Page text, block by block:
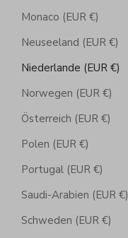
Monaco (EUR €)
Neuseeland (EUR €)
Niederlande (EUR €)
Norwegen (EUR €)
Österreich (EUR €)
Polen (EUR €)
Portugal (EUR €)
Saudi-Arabien (EUR €)
Schweden (EUR €)